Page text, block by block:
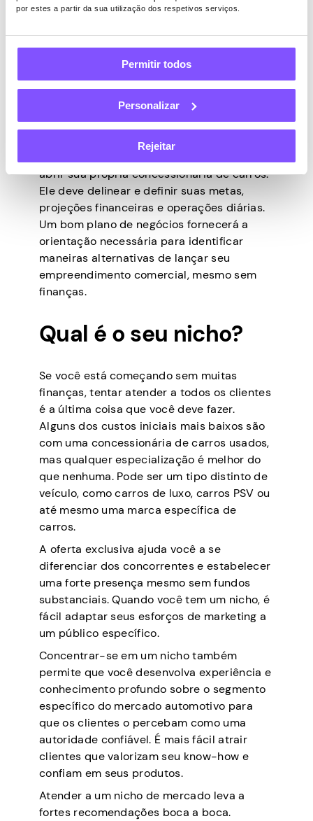
por estes a partir da sua utilização dos respetivos serviços.
Permitir todos
Personalizar
Rejeitar
marketing e vendas. O objetivo é
determinar os dados demográficos do
cliente, psicográficos e comportamentos
gerais de compra para ajudá-lo a adaptar
seu plano de negócios adequadamente.
Você deseja fornecer serviços de valor
agregado que ressoem com os clientes.
Um plano de negócios sólido funcionará
abrir sua própria concessionária de carros.
Ele deve delinear e definir suas metas,
projeções financeiras e operações diárias.
Um bom plano de negócios fornecerá a
orientação necessária para identificar
maneiras alternativas de lançar seu
empreendimento comercial, mesmo sem
finanças.
Qual é o seu nicho?
Se você está começando sem muitas
finanças, tentar atender a todos os clientes
é a última coisa que você deve fazer.
Alguns dos custos iniciais mais baixos são
com uma concessionária de carros usados,
mas qualquer especialização é melhor do
que nenhuma. Pode ser um tipo distinto de
veículo, como carros de luxo, carros PSV ou
até mesmo uma marca específica de
carros.
A oferta exclusiva ajuda você a se
diferenciar dos concorrentes e estabelecer
uma forte presença mesmo sem fundos
substanciais. Quando você tem um nicho, é
fácil adaptar seus esforços de marketing a
um público específico.
Concentrar-se em um nicho também
permite que você desenvolva experiência e
conhecimento profundo sobre o segmento
específico do mercado automotivo para
que os clientes o percebam como uma
autoridade confiável. É mais fácil atrair
clientes que valorizam seu know-how e
confiam em seus produtos.
Atender a um nicho de mercado leva a
fortes recomendações boca a boca.